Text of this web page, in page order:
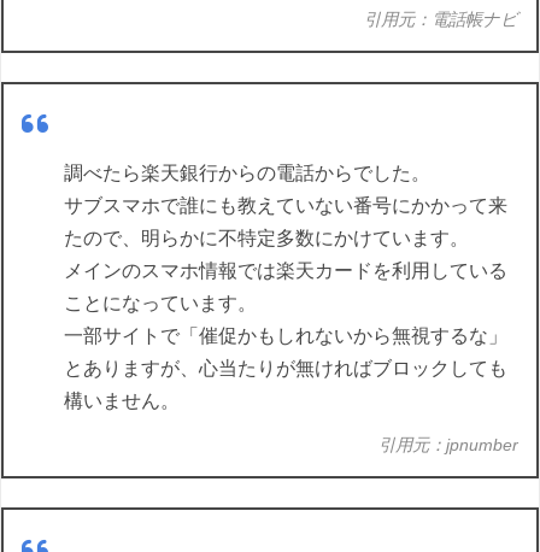
引用元：電話帳ナビ
調べたら楽天銀行からの電話からでした。
サブスマホで誰にも教えていない番号にかかって来
たので、明らかに不特定多数にかけています。
メインのスマホ情報では楽天カードを利用している
ことになっています。
一部サイトで「催促かもしれないから無視するな」
とありますが、心当たりが無ければブロックしても
構いません。
引用元：jpnumber